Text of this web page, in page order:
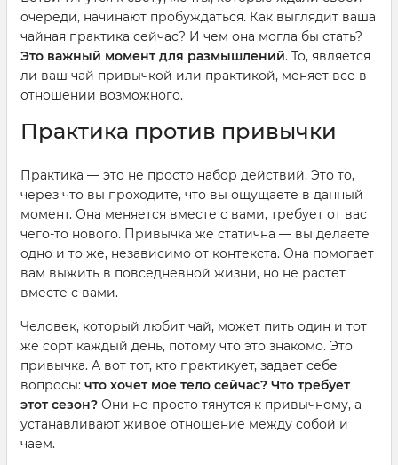
очереди, начинают пробуждаться. Как выглядит ваша
чайная практика сейчас? И чем она могла бы стать?
Это важный момент для размышлений. То, является
ли ваш чай привычкой или практикой, меняет все в
отношении возможного.
Практика против привычки
Практика — это не просто набор действий. Это то,
через что вы проходите, что вы ощущаете в данный
момент. Она меняется вместе с вами, требует от вас
чего-то нового. Привычка же статична — вы делаете
одно и то же, независимо от контекста. Она помогает
вам выжить в повседневной жизни, но не растет
вместе с вами.
Человек, который любит чай, может пить один и тот
же сорт каждый день, потому что это знакомо. Это
привычка. А вот тот, кто практикует, задает себе
вопросы: что хочет мое тело сейчас? Что требует
этот сезон? Они не просто тянутся к привычному, а
устанавливают живое отношение между собой и
чаем.